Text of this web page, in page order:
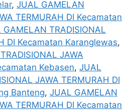
, JUAL GAMELAN
TERMURAH DI Kecamatan
GAMELAN TRADISIONAL
DI Kecamatan Karanglewas,
JAWA
Kebasen, JUAL
JAWA TERMURAH DI
Banteng, JUAL GAMELAN
TERMURAH DI Kecamatan